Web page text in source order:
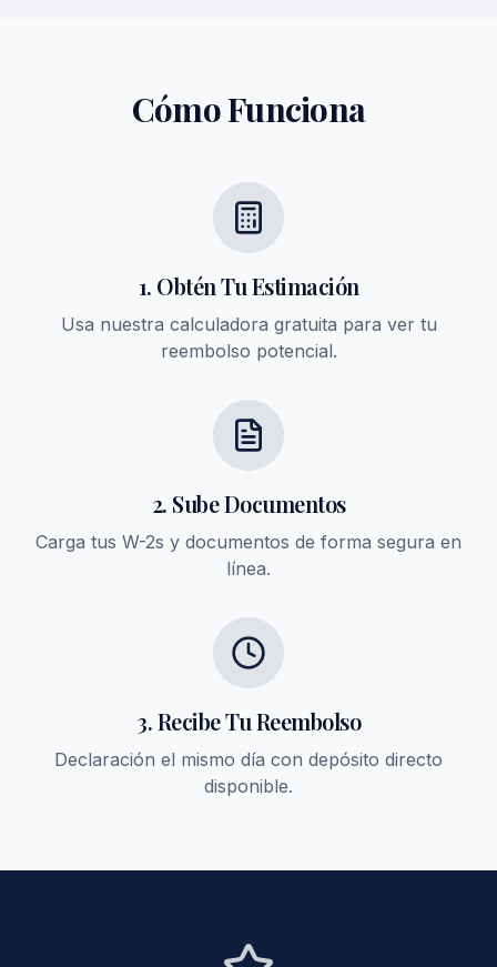
Cómo Funciona
1. Obtén Tu Estimación
Usa nuestra calculadora gratuita para ver tu
reembolso potencial.
2. Sube Documentos
Carga tus W-2s y documentos de forma segura en
línea.
3. Recibe Tu Reembolso
Declaración el mismo día con depósito directo
disponible.